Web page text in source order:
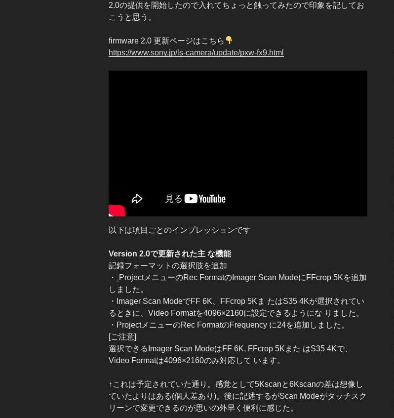
2.0の提供を開始したので入れてちょっと触ってみたので印象を記してお
こうと思う。
firmware 2.0 更新ページはこちら
https://www.sony.jp/ls-camera/update/pxw-fx9.html
以下は項目ごとのインプレッションです
Version 2.0で更新された主 な機能
記録フォーマットの選択肢を追加
・ˎProjectメニューのRec FormatのImager Scan ModeにFFcrop 5Kを追加
しました。
・Imager Scan ModeでFF 6K、FFcrop 5Kま たはS35 4Kが選択されてい
るときに、Video Formatを4096×2160に設定できるようにな りました。
・ProjectメニューのRec FormatのFrequency に24を追加しました。
[ご注意]
選択できるImager Scan ModeはFF 6K, FFcrop 5Kまた はS35 4Kで、
Video Formatは4096×2160のみ対応して います。
↑これは予定されていた通り。感覚として5Kscanと6Kscanの差は想像し
ていたよりはある(個人差あり)。後に記述するがScan Modeがタッチスク
リーンで変更できるのが思いの外早く便利に感じた。